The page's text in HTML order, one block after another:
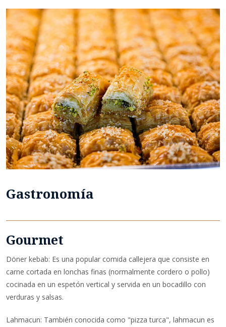
Gastronomía
Gourmet
Döner kebab: Es una popular comida callejera que consiste en
carne cortada en lonchas finas (normalmente cordero o pollo)
cocinada en un espetón vertical y servida en un bocadillo con
verduras y salsas.
Lahmacun: También conocida como "pizza turca", lahmacun es